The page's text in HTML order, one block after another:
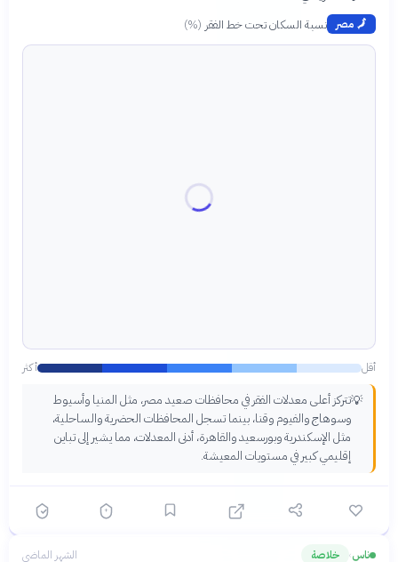
🗾 مصر نسبة السكان تحت خط الفقر (
%
)
أقل أكثر
💡تتركز أعلى معدلات الفقر في محافظات صعيد مصر، مثل المنيا وأسيوط
وسوهاج والفيوم وقنا، بينما تسجل المحافظات الحضرية والساحلية،
مثل الإسكندرية وبورسعيد والقاهرة، أدنى المعدلات، مما يشير إلى تباين
إقليمي كبير في مستويات المعيشة.
ناس› خلاصة الشهر الماضي